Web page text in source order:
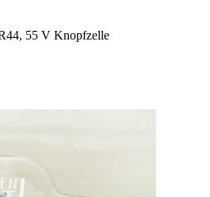
55 V Knopfzelle